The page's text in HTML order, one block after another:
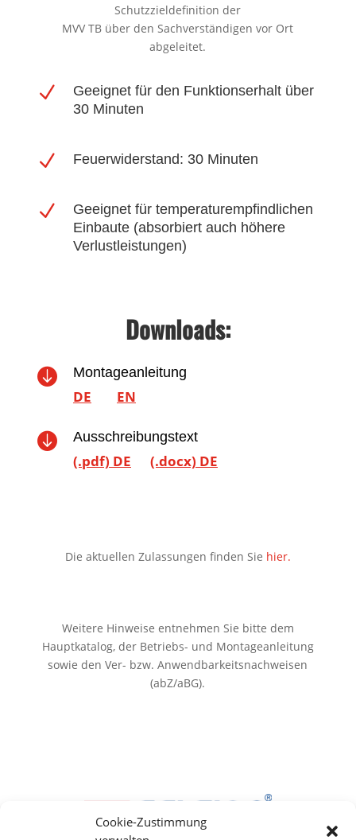
Cookie-Zustimmung
Schutzzieldefinition der
MVV TB über den Sachverständigen vor Ort
abgeleitet.
N
Geeignet für den Funktionserhalt über
30 Minuten
N Feuerwiderstand: 30 Minuten
N
Geeignet für temperaturempfindlichen
Einbaute (absorbiert auch höhere
Verlustleistungen)
Downloads:
 Montageanleitung
DE EN
 Ausschreibungstext
(.pdf) DE (.docx) DE
Die aktuellen Zulassungen finden Sie hier.
Weitere Hinweise entnehmen Sie bitte dem
Hauptkatalog, der Betriebs- und Montageanleitung
sowie den Ver- bzw. Anwendbarkeitsnachweisen
(abZ/aBG).